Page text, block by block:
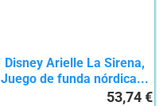
Disney Arielle La Sirena,
Juego de funda nórdica...
53,74 €